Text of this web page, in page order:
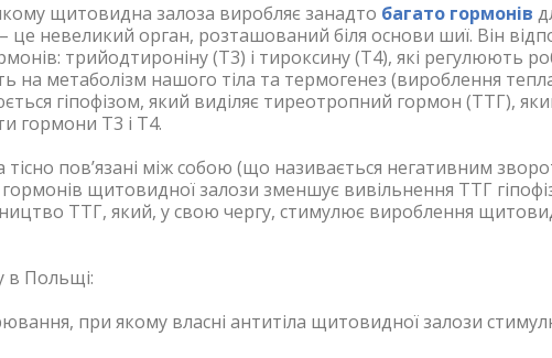
щитовидна залоза виробляє занадто багато гормонів
невеликий орган, розташований біля основи шиї. Він
трийодтироніну (Т3) і тироксину (Т4), які регулюють
на метаболізм нашого тіла та термогенез (вироблення
гіпофізом, який виділяє тиреотропний гормон (ТТГ),
гормони Т3 і Т4.
тісно пов’язані між собою (що називається негативним
щитовидної залози зменшує вивільнення ТТГ
ТТГ, який, у свою чергу, стимулює вироблення
в Польщі:
при якому власні антитіла щитовидної залози